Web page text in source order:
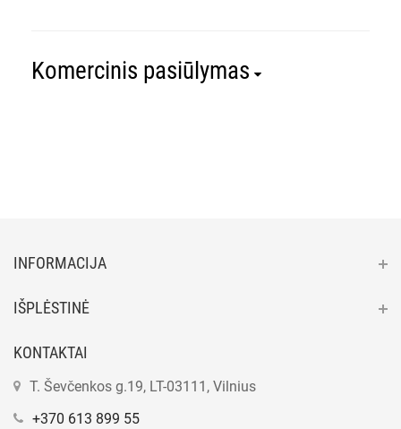
Komercinis pasiūlymas
INFORMACIJA
IŠPLĖSTINĖ
KONTAKTAI
T. Ševčenkos g.19, LT-03111, Vilnius
+370 613 899 55